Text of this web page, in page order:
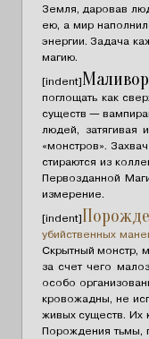
Земля, даровав
ею, а мир
энергии. Задача
магию.
[indent]
поглощать как
существ —
людей,
«монстров».
стираются из
Первозданной
измерение.
[indent]
убийственных
Скрытный монстр,
за счет чего
особо
кровожадны, не
живых существ. Их
Порождения тьмы,